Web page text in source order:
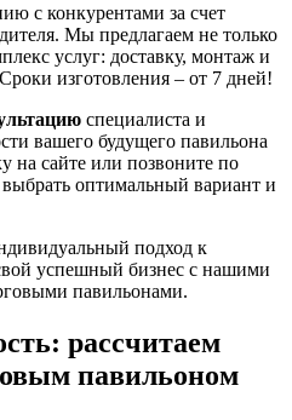
с конкурентами за счет
Мы предлагаем не только
услуг: доставку, монтаж и
изготовления – от 7 дней!
специалиста и
вашего будущего павильона
на сайте или позвоните по
оптимальный вариант и
подход к
успешный бизнес с нашими
павильонами.
рассчитаем
павильоном